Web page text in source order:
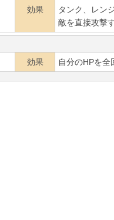
効果
タンク、レン
敵を直接攻撃
効果 自分のHPを